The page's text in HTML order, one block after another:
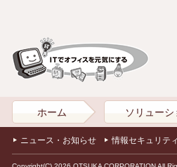
ホーム ソリュー
ニュース・お知らせ 情報セキュリテ